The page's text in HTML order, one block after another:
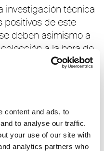
content and ads, to
to analyse our traffic.
your use of our site with
analytics partners who
investigación técnica
positivos de este
deben asimismo a
a la hora de
de
satisfacen los
taiga con efecto
materias primas
mantenernos fieles
y atención al